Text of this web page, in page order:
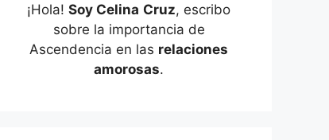
¡Hola! Soy Celina Cruz, escribo
sobre la importancia de
Ascendencia en las relaciones
amorosas.